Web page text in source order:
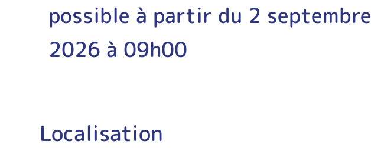
possible à partir du 2 septembre
2026 à 09h00
Localisation